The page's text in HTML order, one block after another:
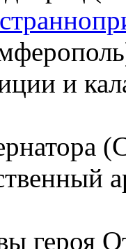
и
героя